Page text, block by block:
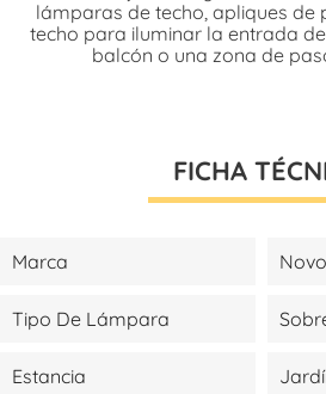
lámparas de techo, apliques de
techo para iluminar la entrada
balcón o una zona de
FICHA
Marca
Tipo De Lámpara
Estancia